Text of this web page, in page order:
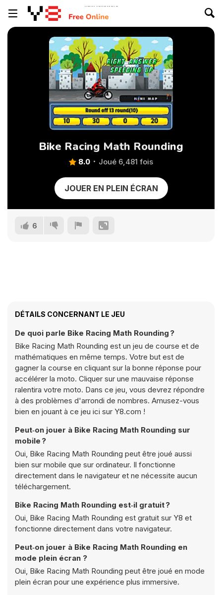
Bike Racing Math Rounding
8.0 Joué 6,481 fois
JOUER EN PLEIN ÉCRAN
6
DÉTAILS CONCERNANT LE JEU
De quoi parle Bike Racing Math Rounding ?
Bike Racing Math Rounding est un jeu de course et de
mathématiques en même temps. Votre but est de
gagner la course en cliquant sur la bonne réponse pour
accélérer la moto. Cliquer sur une mauvaise réponse
ralentira votre moto. Dans ce jeu, vous devrez répondre
à des problèmes d'arrondi de nombres. Amusez-vous
bien en jouant à ce jeu ici sur Y8.com !
Peut‑on jouer à Bike Racing Math Rounding sur
mobile ?
Oui, Bike Racing Math Rounding peut être joué aussi
bien sur mobile que sur ordinateur. Il fonctionne
directement dans le navigateur et ne nécessite aucun
téléchargement.
Bike Racing Math Rounding est‑il gratuit ?
Oui, Bike Racing Math Rounding est gratuit sur Y8 et
fonctionne directement dans votre navigateur.
Peut‑on jouer à Bike Racing Math Rounding en
mode plein écran ?
Oui, Bike Racing Math Rounding peut être joué en mode
plein écran pour une expérience plus immersive.